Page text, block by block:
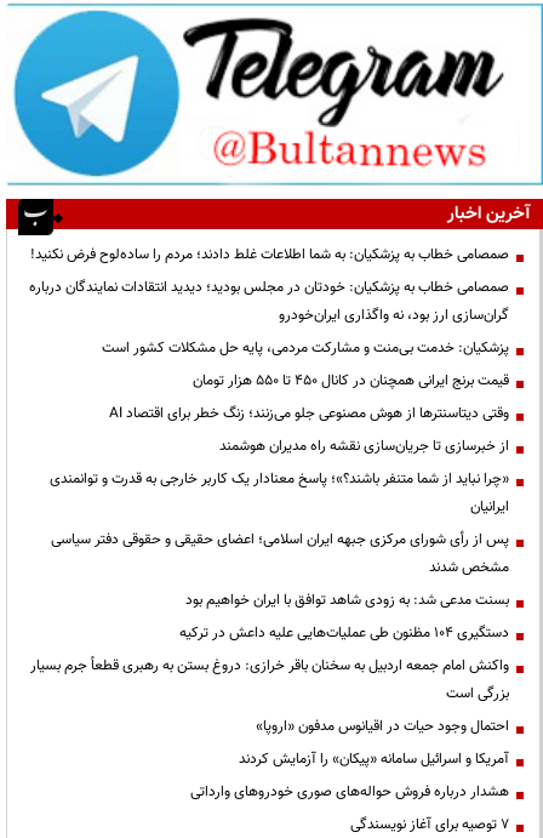
آخرین اخبار
صمصامی خطاب به پزشکیان: به شما اطلاعات غلط دادند؛ مردم را ساده‌لوح فرض نکنید!
صمصامی خطاب به پزشکیان: خودتان در مجلس بودید؛ دیدید انتقادات نمایندگان درباره
گران‌سازی ارز بود، نه واگذاری ایران‌خودرو
پزشکیان: خدمت بی‌منت و مشارکت مردمی، پایه حل مشکلات کشور است
قیمت‌ برنج ایرانی همچنان در کانال ۴۵۰ تا ۵۵۰ هزار تومان
وقتی دیتاسنترها از هوش مصنوعی جلو می‌زنند؛ زنگ خطر برای اقتصاد AI
از خبرسازی تا جریان‌سازی نقشه راه مدیران هوشمند
«چرا نباید از شما متنفر باشند؟»؛ پاسخ معنادار یک کاربر خارجی به قدرت و توانمندی
ایرانیان
پس از رأی شورای مرکزی جبهه ایران اسلامی؛ اعضای حقیقی و حقوقی دفتر سیاسی
مشخص شدند
بسنت مدعی شد: به زودی شاهد توافق با ایران خواهیم بود
دستگیری ۱۰۴ مظنون طی عملیات‌هایی علیه داعش در ترکیه
واکنش امام جمعه اردبیل به سخنان باقر خرازی: دروغ بستن به رهبری قطعاً جرم بسیار
بزرگی است
احتمال وجود حیات در اقیانوس مدفون «اروپا»
آمریکا و اسرائیل سامانه «پیکان» را آزمایش کردند
هشدار درباره فروش حواله‌های صوری خودروهای وارداتی
۷ توصیه برای آغاز نویسندگی